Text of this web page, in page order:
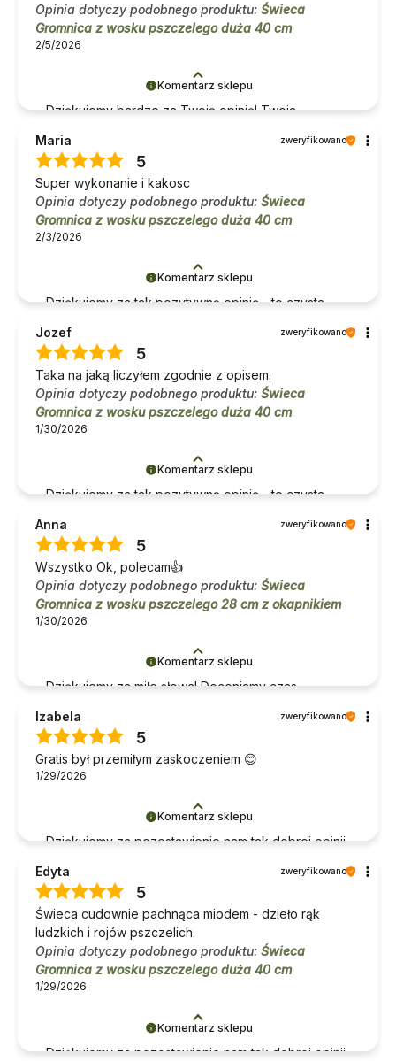
Komentarz sklepu
Dziękujemy bardzo za Twoją opinię! Twoja
że jesteśmy na właściwym torze :) Z
pozdrowieniami, obsługa sklepu.
Opinia dotyczy podobnego produktu: Świeca
Gromnica z wosku pszczelego duża 40 cm
2/5/2026
Komentarz sklepu
Dziękujemy za tak pozytywną opinię - to czysta
Doceniamy czas i wysiłek włożony w podzielenie
się z nami Twoimi doświadczeniami. Do zobaczenia!
Maria zweryfikowano
5
Super wykonanie i kakosc
Opinia dotyczy podobnego produktu: Świeca
Gromnica z wosku pszczelego duża 40 cm
2/3/2026
Komentarz sklepu
Dziękujemy za tak pozytywną opinię - to czysta
Doceniamy czas i wysiłek włożony w podzielenie
się z nami Twoimi doświadczeniami. Do zobaczenia!
Jozef zweryfikowano
5
Taka na jaką liczyłem zgodnie z opisem.
Opinia dotyczy podobnego produktu: Świeca
Gromnica z wosku pszczelego duża 40 cm
1/30/2026
Komentarz sklepu
Dziękujemy za miłe słowa! Doceniamy czas
doświadczeniem. Jesteśmy szczęśliwi, że mamy
takich klientów. Z pozdrowieniami, obsługa sklepu.
Anna zweryfikowano
5
Wszystko Ok, polecam👍️
Opinia dotyczy podobnego produktu: Świeca
Gromnica z wosku pszczelego 28 cm z okapnikiem
1/30/2026
Komentarz sklepu
Dziękujemy za pozostawienie nam tak dobrej opinii.
recenzja potwierdza nasze wysiłki - dziękujemy raz
jeszcze i mamy nadzieję - do szybkiego
zobaczenia!
Izabela zweryfikowano
5
Gratis był przemiłym zaskoczeniem 😊
1/29/2026
Komentarz sklepu
Dziękujemy za pozostawienie nam tak dobrej opinii.
Edyta zweryfikowano
5
Świeca cudownie pachnąca miodem - dzieło rąk
ludzkich i rojów pszczelich.
Opinia dotyczy podobnego produktu: Świeca
Gromnica z wosku pszczelego duża 40 cm
1/29/2026